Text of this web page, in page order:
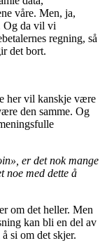
våre. Men, ja,
Og da vil vi
regning, så
det bort.
her vil kanskje være
den samme. Og
er det nok mange
noe med dette å
om det heller. Men
kan bli en del av
si om det skjer.